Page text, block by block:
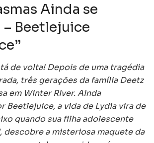
Ainda se
Beetlejuice
de volta! Depois de uma tragédia
três gerações da família Deetz
em Winter River. Ainda
Beetlejuice, a vida de Lydia vira de
quando sua filha adolescente
descobre a misteriosa maquete da